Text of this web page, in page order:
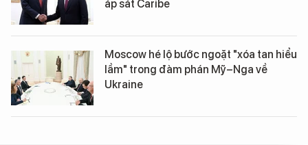
áp sát Caribe
Moscow hé lộ bước ngoặt "xóa tan hiểu
lầm" trong đàm phán Mỹ–Nga về
Ukraine